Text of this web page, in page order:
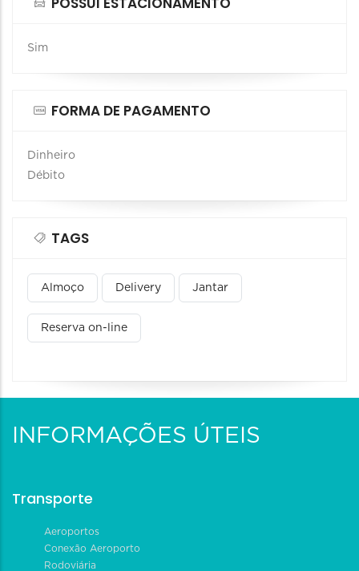
Sim
FORMA DE PAGAMENTO
Dinheiro
Débito
TAGS
Almoço Delivery Jantar
Reserva on-line
INFORMAÇÕES ÚTEIS
Transporte
Aeroportos
Conexão Aeroporto
Rodoviária